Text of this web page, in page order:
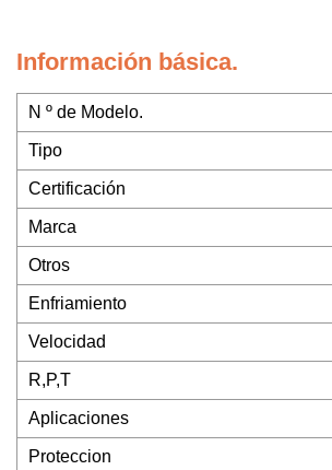
Información básica.
N º de Modelo.
Tipo
Certificación
Marca
Otros
Enfriamiento
Velocidad
R,P,T
Aplicaciones
Proteccion